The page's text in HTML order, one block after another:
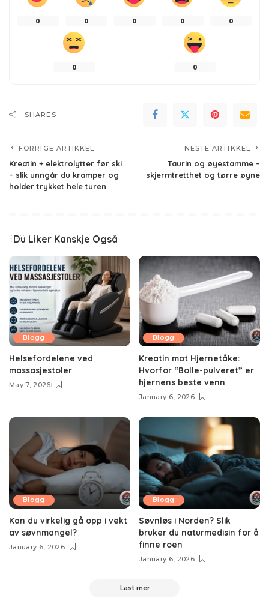
0 0 0 0 0
0 0
SHARES
FORRIGE ARTIKKEL
Kreatin + elektrolytter før ski
– slik unngår du kramper og
holder trykket hele turen
NESTE ARTIKKEL
Taurin og øyestamme –
skjermtretthet og tørre øyne
Du Liker Kanskje Også
Blogg
Helsefordelene ved
massasjestoler
May 7, 2026
Blogg
Kreatin mot Hjernetåke:
Hvorfor “Bolle-pulveret” er
hjernens beste venn
January 6, 2026
Blogg
Kan du virkelig gå opp i vekt
av søvnmangel?
January 6, 2026
Blogg
Søvnløs i Norden? Slik
bruker du naturmedisin for å
finne roen
January 6, 2026
Last mer